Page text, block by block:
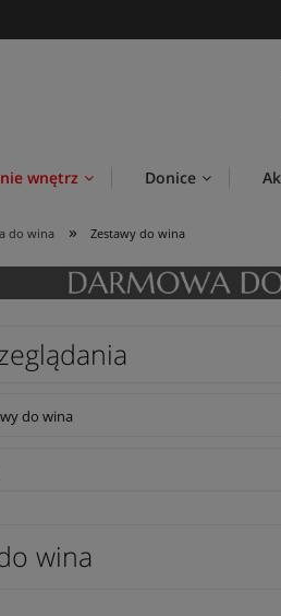
wnętrz Donice
do wina » Zestawy do wina
do wina
wina